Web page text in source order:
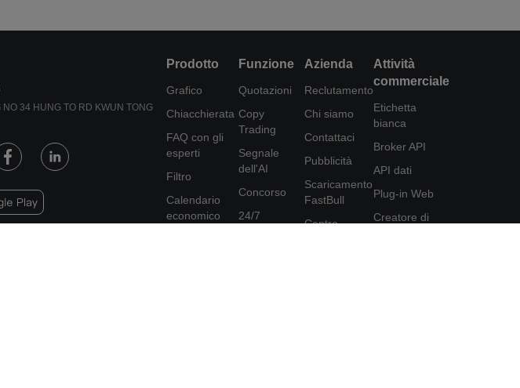
34 HUNG TO RD KWUN TONG
Prodotto
Grafico
Chiacchierata
FAQ con gli
esperti
Filtro
Calendario
economico
Funzione
Quotazioni
Copy
Trading
Segnale
dell'AI
Concorso
24/7
Azienda
Reclutamento
Chi siamo
Contattaci
Pubblicità
Scaricamento
FastBull
Centro
Attività
commerciale
Etichetta
bianca
Broker API
API dati
Plug-in Web
Creatore di